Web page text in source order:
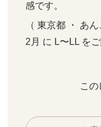
感です。
（ 東京都 ・ あ
2月 に L〜LL をご
こ